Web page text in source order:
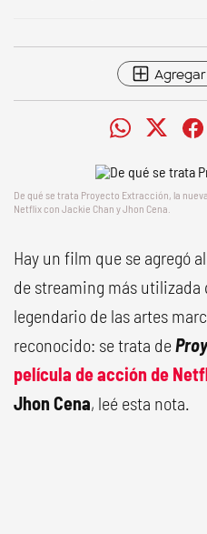
De qué se trata Proyecto Extracción, la
Netflix con Jackie Chan y Jhon Cena.
Hay un film que se agregó
de streaming más
legendario de las artes
reconocido: se trata de
película de acción de
Jhon Cena, leé esta nota.